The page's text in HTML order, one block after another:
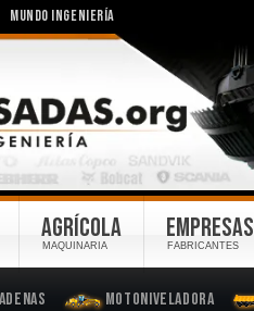
MUNDO INGENIERÍA
Motoniveladora
AGRÍCOLA
MAQUINARIA
EMPRESAS
FABRICANTES